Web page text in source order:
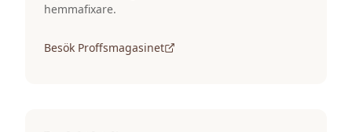
hemmafixare.
Besök Proffsmagasinet